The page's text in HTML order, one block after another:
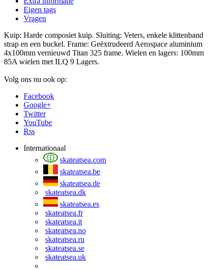
Eigen tags
Vragen
Kuip: Harde composiet kuip. Sluiting: Veters, enkele klittenband
strap en een buckel. Frame: Geëxtrudeerd Aerospace aluminium
4x100mm vernieuwd Titan 325 frame. Wielen en lagers: 100mm
85A wielen met ILQ 9 Lagers.
Volg ons nu ook op:
Facebook
Google+
Twitter
YouTube
Rss
Internationaal
skateatsea.com
skateatsea.be
skateatsea.de
skateatsea.dk
skateatsea.es
skateatsea.fr
skateatsea.it
skateatsea.no
skateatsea.ru
skateatsea.se
skateatsea.uk